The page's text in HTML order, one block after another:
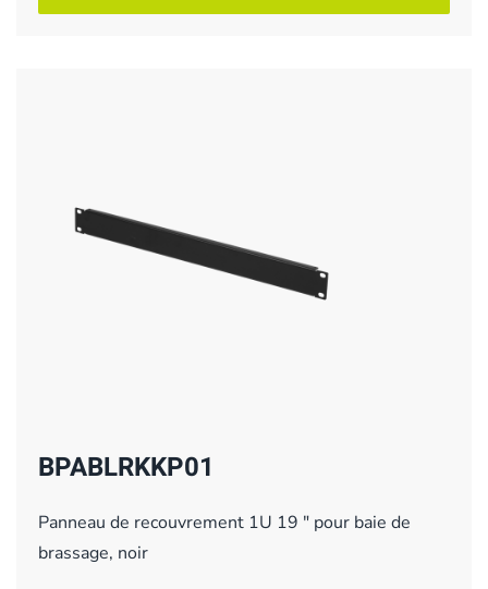
BPABLRKKP01
Panneau de recouvrement 1U 19 " pour baie de
brassage, noir